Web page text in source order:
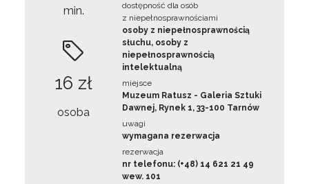
min.
16 zł
osoba
dostępność dla osób
z niepełnosprawnościami
osoby z niepełnosprawnością
słuchu, osoby z
niepełnosprawnością
intelektualną
miejsce
Muzeum Ratusz - Galeria Sztuki
Dawnej, Rynek 1, 33-100 Tarnów
uwagi
wymagana rezerwacja
rezerwacja
nr telefonu: (+48) 14 621 21 49
wew. 101